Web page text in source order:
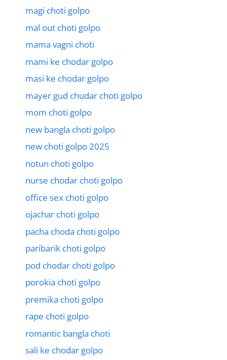
magi choti golpo
mal out choti golpo
mama vagni choti
mami ke chodar golpo
masi ke chodar golpo
mayer gud chudar choti golpo
mom choti golpo
new bangla choti golpo
new choti golpo 2025
notun choti golpo
nurse chodar choti golpo
office sex choti golpo
ojachar choti golpo
pacha choda choti golpo
paribarik choti golpo
pod chodar choti golpo
porokia choti golpo
premika choti golpo
rape choti golpo
romantic bangla choti
sali ke chodar golpo